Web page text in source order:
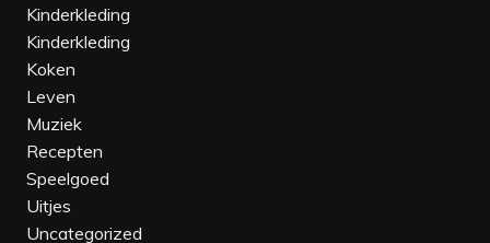
Kinderkleding‎
Kinderkleding
Koken
Leven
Muziek
Recepten
Speelgoed
Uitjes
Uncategorized